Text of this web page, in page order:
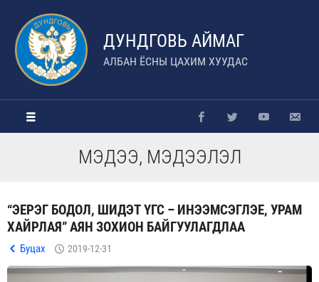
ДУНДГОВЬ АЙМАГ
АЛБАН ЁСНЫ ЦАХИМ ХУУДАС
МЭДЭЭ, МЭДЭЭЛЭЛ
“ЭЕРЭГ БОДОЛ, ШИДЭТ ҮГС – ИНЭЭМСЭГЛЭЕ, УРАМ
ХАЙРЛАЯ” АЯН ЗОХИОН БАЙГУУЛАГДЛАА
Буцах 2019-12-31